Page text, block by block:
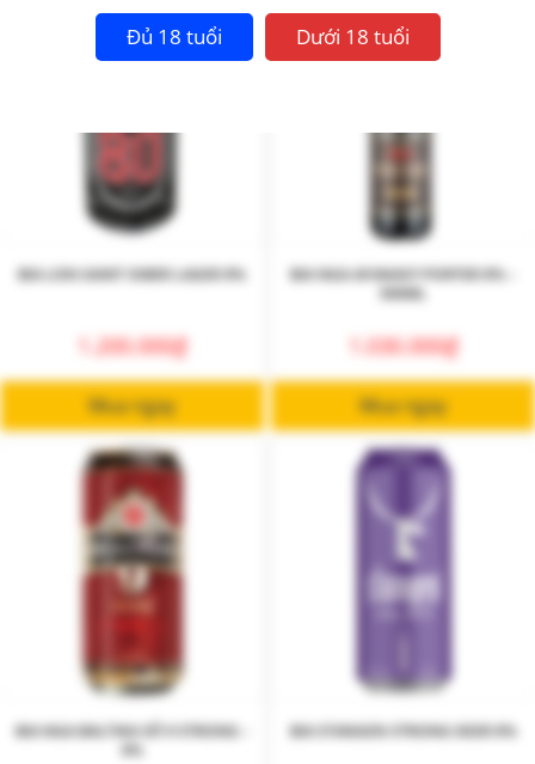
Đủ 18 tuổi Dưới 18 tuổi
BIA LON SAINT OMER LAGER 8%
1.200.000₫
Mua ngay
BIA NGA AFANASY PORTER 8% –
500ML
1.030.000₫
Mua ngay
BIA NGA BALTIKA SỐ 9 STRONG –
BIA STANGEN STRONG DEER 8%